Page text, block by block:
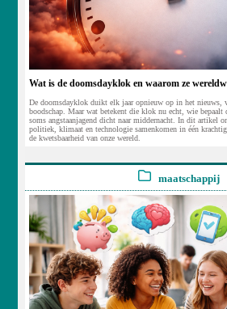
Wat is de doomsdayklok en waarom ze
De doomsdayklok duikt elk jaar opnieuw op in het nieuws,
boodschap. Maar wat betekent die klok nu echt, wie bepaalt
soms angstaanjagend dicht naar middernacht. In dit artikel
politiek, klimaat en technologie samenkomen in één
de kwetsbaarheid van onze wereld.
maatschappij